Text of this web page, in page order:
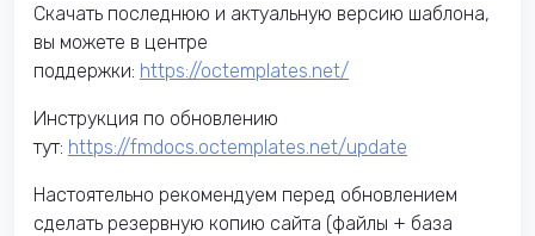
Скачать последнюю и актуальную версию шаблона,
вы можете в центре
поддержки: https://octemplates.net/
Инструкция по обновлению
тут: https://fmdocs.octemplates.net/update
Настоятельно рекомендуем перед обновлением
сделать резервную копию сайта (файлы + база